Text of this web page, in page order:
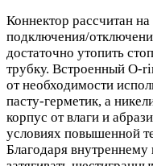
Коннектор рассчитан
подключения/
достаточно утопить
трубку. Встроенный
от необходимости
пасту‑герметик, а
корпус от влаги и
условиях повышенной
Благодаря